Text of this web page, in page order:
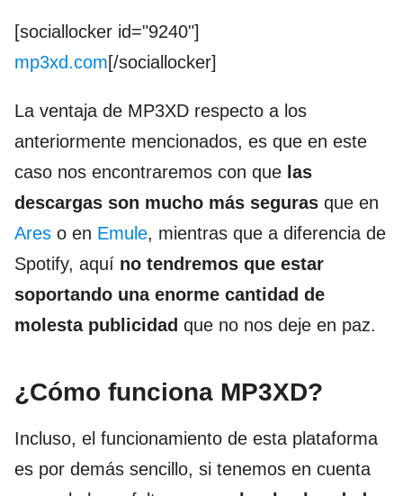
[sociallocker id="9240"]
mp3xd.com[/sociallocker]
La ventaja de MP3XD respecto a los
anteriormente mencionados, es que en este
caso nos encontraremos con que las
descargas son mucho más seguras que en
Ares o en Emule, mientras que a diferencia de
Spotify, aquí no tendremos que estar
soportando una enorme cantidad de
molesta publicidad que no nos deje en paz.
¿Cómo funciona MP3XD?
Incluso, el funcionamiento de esta plataforma
es por demás sencillo, si tenemos en cuenta